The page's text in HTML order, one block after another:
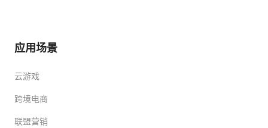
应用场景
云游戏
跨境电商
联盟营销